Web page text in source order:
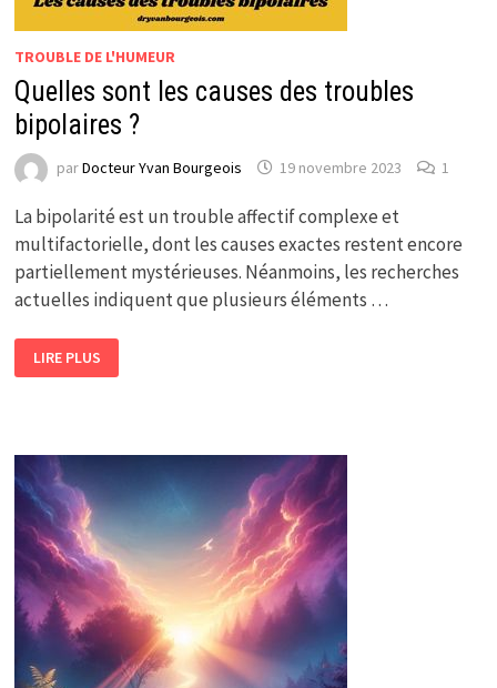
TROUBLE DE L'HUMEUR
Quelles sont les causes des troubles
bipolaires ?
parDocteur Yvan Bourgeois 19 novembre 2023 1
La bipolarité est un trouble affectif complexe et
multifactorielle, dont les causes exactes restent encore
partiellement mystérieuses. Néanmoins, les recherches
actuelles indiquent que plusieurs éléments …
QUELLES
SONT
LES
?
LIRE PLUS